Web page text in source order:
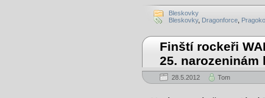
Bleskovky
Bleskovky, Dragonforce
Finští rockeři
25. narozeninám
28.5.2012 Tom